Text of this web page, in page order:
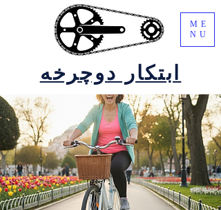
ابتکار دوچرخه
ME
NU